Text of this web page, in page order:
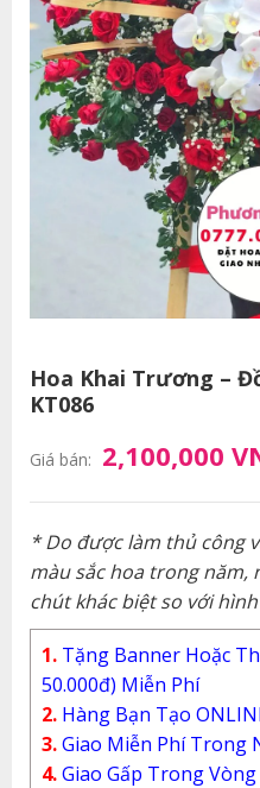
Hoa Khai Trương –
KT086
Giá bán: 2,100,000
* Do được làm thủ công
màu sắc hoa trong năm,
chút khác biệt so với
1. Tặng Banner Hoặc
50.000đ) Miễn Phí
2. Hàng Bạn Tạo
3.Giao Miễn Phí Trong
4.Giao Gấp Trong Vòng